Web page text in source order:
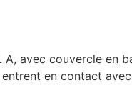
A, avec couvercle
en contact